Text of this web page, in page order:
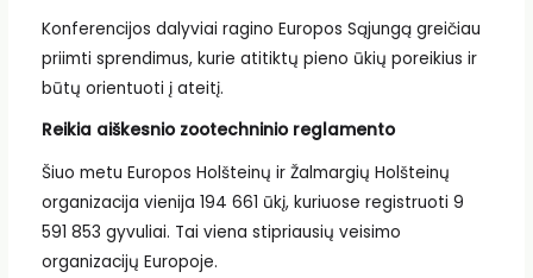
Konferencijos dalyviai ragino Europos Sąjungą greičiau
priimti sprendimus, kurie atitiktų pieno ūkių poreikius ir
būtų orientuoti į ateitį.
Reikia aiškesnio zootechninio reglamento
Šiuo metu Europos Holšteinų ir Žalmargių Holšteinų
organizacija vienija 194 661 ūkį, kuriuose registruoti 9
591 853 gyvuliai. Tai viena stipriausių veisimo
organizacijų Europoje.